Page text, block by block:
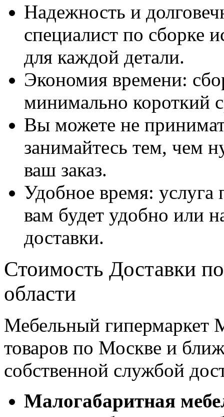
Надежность и
специалист по сборке
для каждой детали.
Экономия времени:
минимально короткий
Вы можете не
занимайтесь тем, чем
ваш заказ.
Удобное время: услуга
вам будет удобно или
доставки.
Стоимость Доставки
области
Мебельный гипермаркет
товаров по Москве и
собственной службой
Малогабаритная